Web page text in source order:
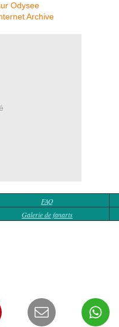
Odysee
Archive
FAQ
Galerie de fanarts